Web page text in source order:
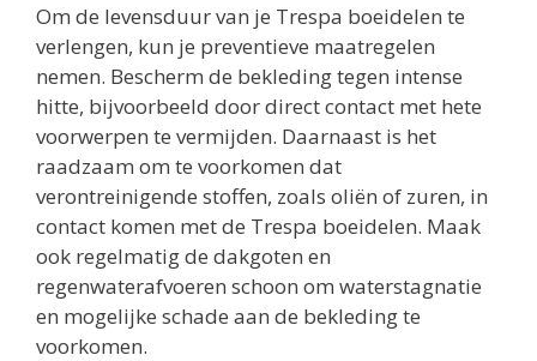
Om de levensduur van je Trespa boeidelen te
verlengen, kun je preventieve maatregelen
nemen. Bescherm de bekleding tegen intense
hitte, bijvoorbeeld door direct contact met hete
voorwerpen te vermijden. Daarnaast is het
raadzaam om te voorkomen dat
verontreinigende stoffen, zoals oliën of zuren, in
contact komen met de Trespa boeidelen. Maak
ook regelmatig de dakgoten en
regenwaterafvoeren schoon om waterstagnatie
en mogelijke schade aan de bekleding te
voorkomen.